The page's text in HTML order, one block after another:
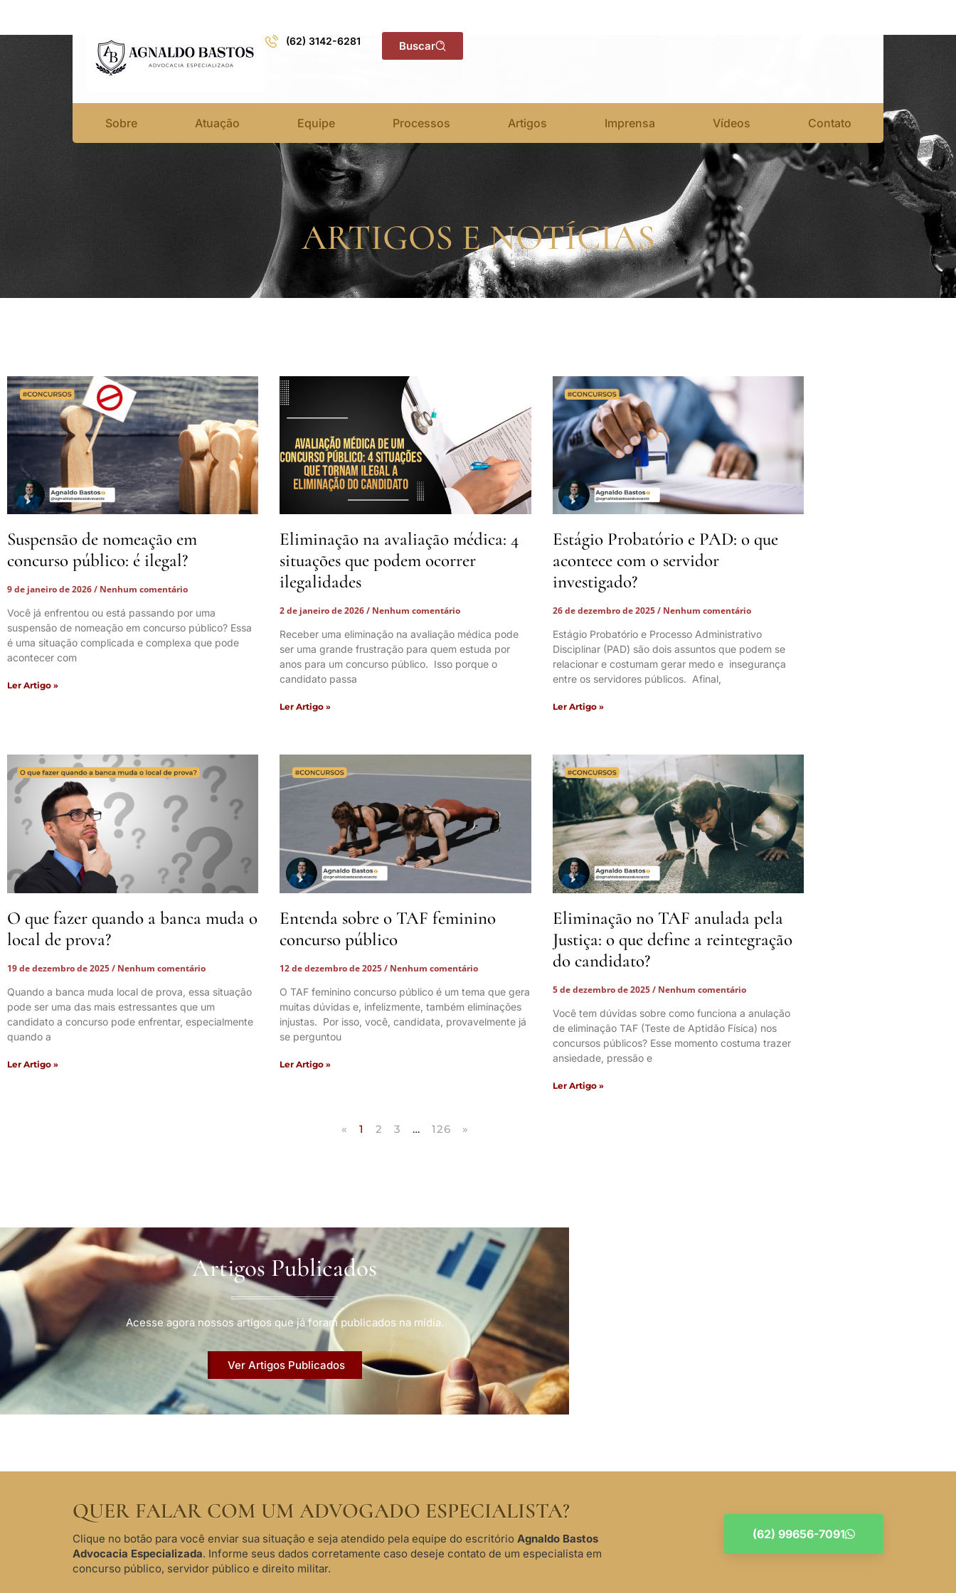
(62) 3142-6281 Buscar
Sobre Atuação Equipe Processos Artigos Imprensa Vídeos Contato
ARTIGOS E NOTÍCIAS
Suspensão de nomeação em
concurso público: é ilegal?
9 de janeiro de 2026
Nenhum comentário
Você já enfrentou ou está passando por uma
suspensão de nomeação em concurso público? Essa
é uma situação complicada e complexa que pode
acontecer com
Ler Artigo »
Eliminação na avaliação médica: 4
situações que podem ocorrer
ilegalidades
2 de janeiro de 2026 Nenhum comentário
Receber uma eliminação na avaliação médica pode
ser uma grande frustração para quem estuda por
anos para um concurso público. Isso porque o
candidato passa
Ler Artigo »
Estágio Probatório e PAD: o que
acontece com o servidor
investigado?
26 de dezembro de 2025 Nenhum comentário
Estágio Probatório e Processo Administrativo
Disciplinar (PAD) são dois assuntos que podem se
relacionar e costumam gerar medo e insegurança
entre os servidores públicos. Afinal,
Ler Artigo »
O que fazer quando a banca muda o
local de prova?
19 de dezembro de 2025
Nenhum comentário
Quando a banca muda local de prova, essa situação
pode ser uma das mais estressantes que um
candidato a concurso pode enfrentar, especialmente
quando a
Ler Artigo »
Entenda sobre o TAF feminino
concurso público
12 de dezembro de 2025 Nenhum comentário
O TAF feminino concurso público é um tema que gera
muitas dúvidas e, infelizmente, também eliminações
injustas. Por isso, você, candidata, provavelmente já
se perguntou
Ler Artigo »
Eliminação no TAF anulada pela
Justiça: o que define a reintegração
do candidato?
5 de dezembro de 2025 Nenhum comentário
Você tem dúvidas sobre como funciona a anulação
de eliminação TAF (Teste de Aptidão Física) nos
concursos públicos? Esse momento costuma trazer
ansiedade, pressão e
Ler Artigo »
« 1 2 3 … 126 »
Artigos Publicados
Acesse agora nossos artigos que já foram publicados na mídia.
Ver Artigos Publicados
QUER FALAR COM UM ADVOGADO ESPECIALISTA?
Clique no botão para você enviar sua situação e seja atendido pela equipe do escritório Agnaldo Bastos
Advocacia Especializada. Informe seus dados corretamente caso deseje contato de um especialista em
concurso público, servidor público e direito militar.
(62) 99656-7091